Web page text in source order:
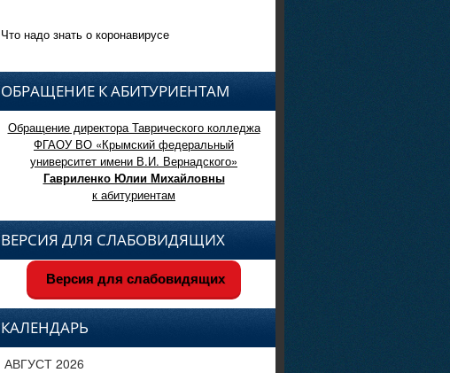
Что надо знать о коронавирусе
ОБРАЩЕНИЕ К АБИТУРИЕНТАМ
Обращение директора Таврического колледжа
ФГАОУ ВО «Крымский федеральный
университет имени В.И. Вернадского»
Гавриленко Юлии Михайловны
к абитуриентам
ВЕРСИЯ ДЛЯ СЛАБОВИДЯЩИХ
Версия для слабовидящих
КАЛЕНДАРЬ
АВГУСТ 2026